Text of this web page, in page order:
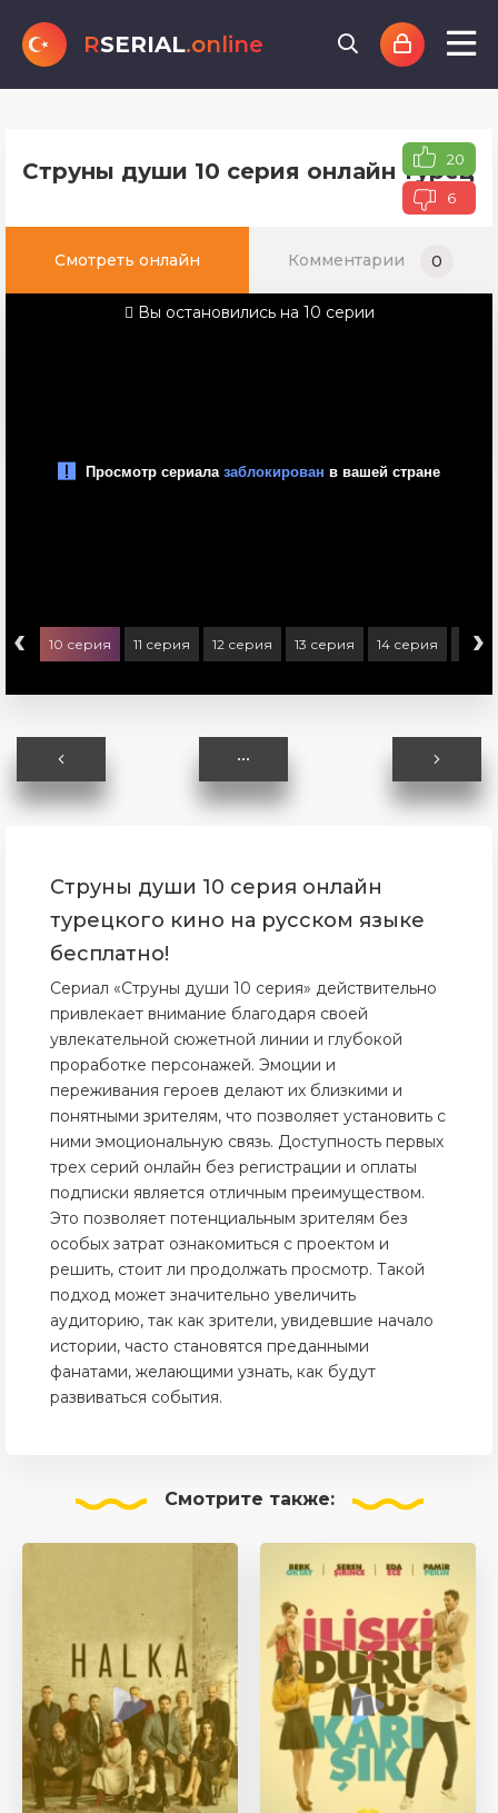
RSERIAL.online
Струны души 10 серия онлайн 20
6
Смотреть онлайн Комментарии 0
Вы остановились на 10 серии
‹ 10 серия 11 серия 12 серия 13 серия 14 серия 15
›
Струны души 10 серия онлайн
турецкого кино на русском языке
бесплатно!
Сериал «Струны души 10 серия» действительно
привлекает внимание благодаря своей
увлекательной сюжетной линии и глубокой
проработке персонажей. Эмоции и
переживания героев делают их близкими и
понятными зрителям, что позволяет установить с
ними эмоциональную связь. Доступность первых
трех серий онлайн без регистрации и оплаты
подписки является отличным преимуществом.
Это позволяет потенциальным зрителям без
особых затрат ознакомиться с проектом и
решить, стоит ли продолжать просмотр. Такой
подход может значительно увеличить
аудиторию, так как зрители, увидевшие начало
истории, часто становятся преданными
фанатами, желающими узнать, как будут
развиваться события.
Смотрите также: